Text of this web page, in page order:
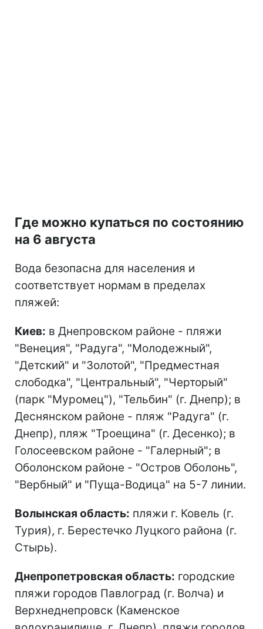
Где можно купаться по состоянию
на 6 августа
Вода безопасна для населения и
соответствует нормам в пределах
пляжей:
Киев: в Днепровском районе - пляжи
"Венеция", "Радуга", "Молодежный",
"Детский" и "Золотой", "Предместная
слободка", "Центральный", "Черторый"
(парк "Муромец"), "Тельбин" (г. Днепр); в
Деснянском районе - пляж "Радуга" (г.
Днепр), пляж "Троещина" (г. Десенко); в
Голосеевском районе - "Галерный"; в
Оболонском районе - "Остров Оболонь",
"Вербный" и "Пуща-Водица" на 5-7 линии.
Волынская область: пляжи г. Ковель (г.
Турия), г. Берестечко Луцкого района (г.
Стырь).
Днепропетровская область: городские
пляжи городов Павлоград (г. Волча) и
Верхнеднепровск (Каменское